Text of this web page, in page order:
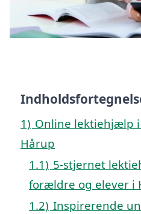
1) Online lektiehjælp i
Hårup
1.1) 5-stjernet
forældre og elever i
1.2) Inspirerende